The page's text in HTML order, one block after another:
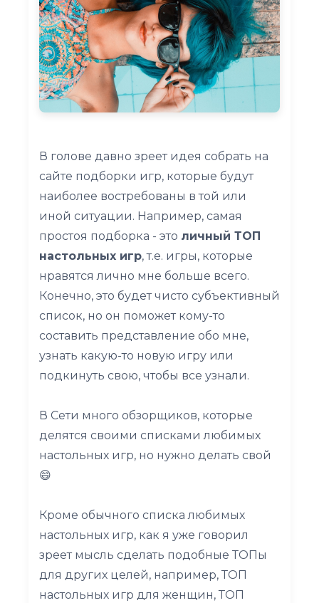
В голове давно зреет идея собрать на
сайте подборки игр, которые будут
наиболее востребованы в той или
иной ситуации. Например, самая
простоя подборка - это личный ТОП
настольных игр, т.е. игры, которые
нравятся лично мне больше всего.
Конечно, это будет чисто субъективный
список, но он поможет кому-то
составить представление обо мне,
узнать какую-то новую игру или
подкинуть свою, чтобы все узнали.
В Сети много обзорщиков, которые
делятся своими списками любимых
настольных игр, но нужно делать свой
😄
Кроме обычного списка любимых
настольных игр, как я уже говорил
зреет мысль сделать подобные ТОПы
для других целей, например, ТОП
настольных игр для женщин, ТОП